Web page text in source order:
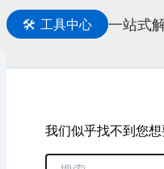
🛠️ 工具中心 一站式
我们似乎找不到您想
搜